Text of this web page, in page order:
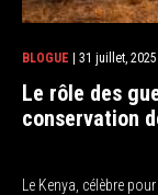
BLOGUE | 31 juillet, 2025
Le rôle des
conservation
Le Kenya, célèbre